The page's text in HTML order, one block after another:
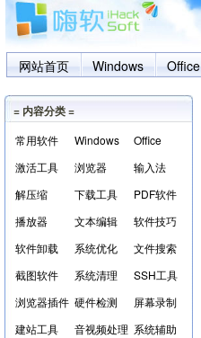
网站首页 Windows Office
= 内容分类 =
常用软件 Windows
Office
激活工具
浏览器
输入法
解压缩
下载工具
PDF软件
播放器
文本编辑
软件技巧
软件卸载
系统优化
文件搜索
截图软件
系统清理
SSH工具
浏览器插件 硬件检测
屏幕录制
建站工具
音视频处理 系统辅助